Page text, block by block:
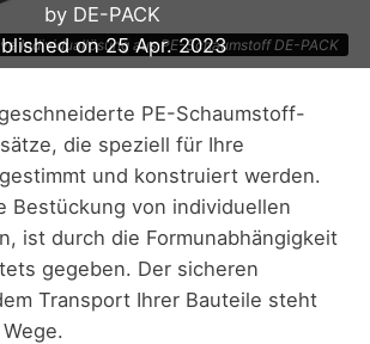
by DE-PACK
on25 Apr. 2023
Individuallösung aus PE-Schaumstoff DE-PACK
PE-Schaumstoff-
die speziell für Ihre
und konstruiert werden.
Bestückung von individuellen
ist durch die Formunabhängigkeit
gegeben. Der sicheren
Transport Ihrer Bauteile steht